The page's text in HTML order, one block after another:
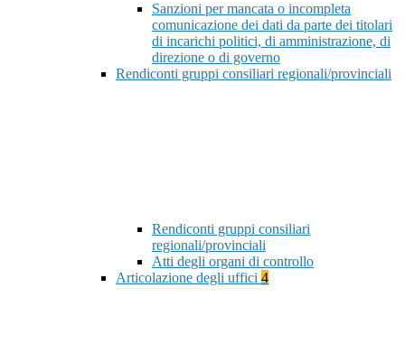
Sanzioni per mancata o incompleta
comunicazione dei dati da parte dei titolari
di incarichi politici, di amministrazione, di
direzione o di governo
Rendiconti gruppi consiliari regionali/provinciali
Rendiconti gruppi consiliari
regionali/provinciali
Atti degli organi di controllo
Articolazione degli uffici 4